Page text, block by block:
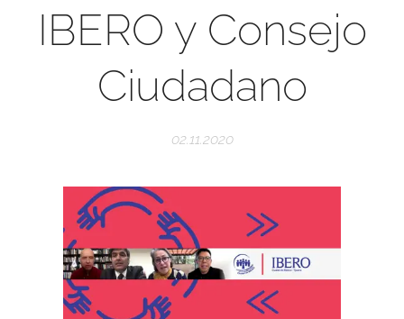
IBERO y Consejo
Ciudadano
02.11.2020